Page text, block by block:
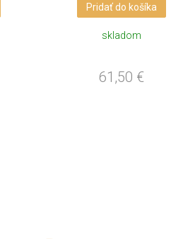
Pridať do košíka
skladom
61,50 €